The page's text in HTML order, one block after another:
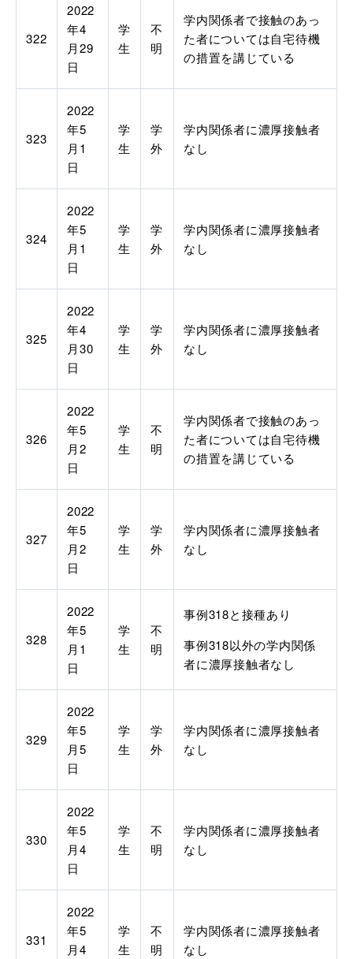
322
2022
年4
月29
日
学
生
不
明
学内関係者で接触のあっ
た者については自宅待機
の措置を講じている
323
2022
年5
月 1
日
学
生
学
外
学内関係者に濃厚接触者
なし
324
2022
年5
月 1
日
学
生
学
外
学内関係者に濃厚接触者
なし
325
2022
年4
月30
日
学
生
学
外
学内関係者に濃厚接触者
なし
326
2022
年5
月2
日
学
生
不
明
学内関係者で接触のあっ
た者については自宅待機
の措置を講じている
327
2022
年5
月2
日
学
生
学
外
学内関係者に濃厚接触者
なし
328
2022
年5
月 1
日
学
生
不
明
事例318と接種あり
事例318以外の学内関係
者に濃厚接触者なし
329
2022
年5
月5
日
学
生
学
外
学内関係者に濃厚接触者
なし
330
2022
年5
月4
日
学
生
不
明
学内関係者に濃厚接触者
なし
331
2022
年5
月4
学
生
不
明
学内関係者に濃厚接触者
なし